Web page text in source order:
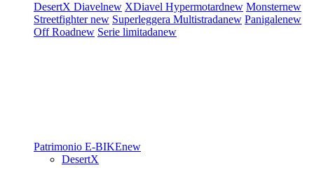
DesertX Diavelnew XDiavel Hypermotardnew Monsternew
Streetfighternew Superleggera Multistradanew Panigalenew
Off Roadnew Serie limitadanew
Patrimonio E-BIKEnew
DesertX